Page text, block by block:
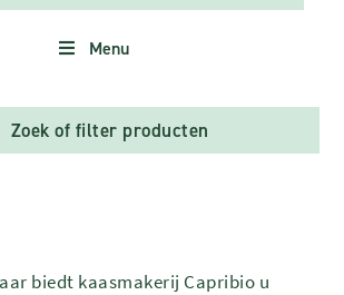
Menu
Zoek of filter producten
biedt kaasmakerij Capribio u